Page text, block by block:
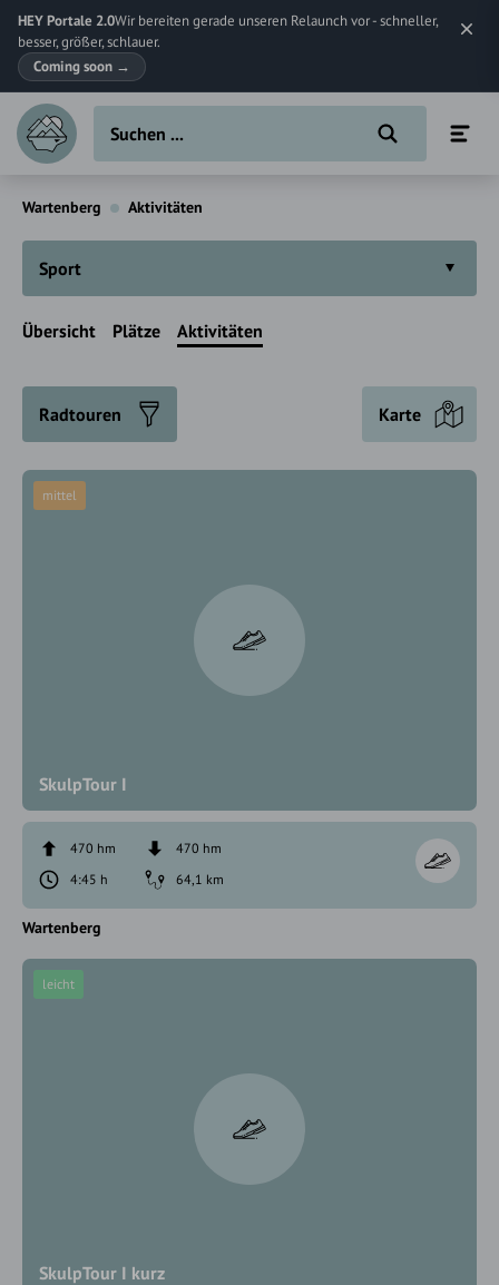
HEY Portale 2.0Wir bereiten gerade unseren Relaunch vor - schneller,
besser, größer, schlauer.
Coming soon →
Wartenberg Aktivitäten
Sport
Übersicht Plätze Aktivitäten
Radtouren Karte
SkulpTour I
mittel
470 hm
470 hm
4:45 h
64,1 km
Wartenberg
SkulpTour I kurz
leicht